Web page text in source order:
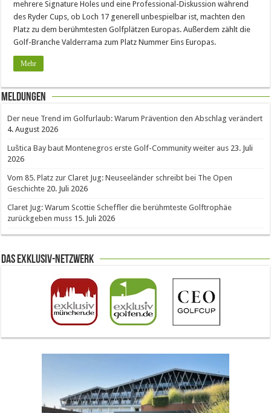
mehrere Signature Holes und eine Professional-Diskussion während
des Ryder Cups, ob Loch 17 generell unbespielbar ist, machten den
Platz zu dem berühmtesten Golfplätzen Europas. Außerdem zählt die
Golf-Branche Valderrama zum Platz Nummer Eins Europas.
Mehr
Meldungen
Der neue Trend im Golfurlaub: Warum Prävention den Abschlag verändert
4. August 2026
Luštica Bay baut Montenegros erste Golf-Community weiter aus 23. Juli
2026
Vom 85. Platz zur Claret Jug: Neuseeländer schreibt bei The Open
Geschichte 20. Juli 2026
Claret Jug: Warum Scottie Scheffler die berühmteste Golftrophäe
zurückgeben muss 15. Juli 2026
Das Exklusiv-Netzwerk